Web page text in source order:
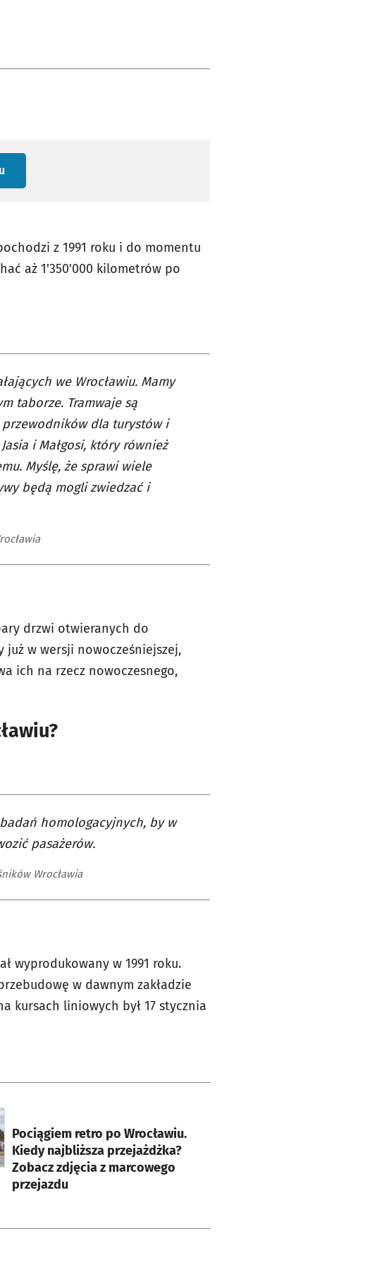
z 1991 roku i do momentu
aż 1'350'000 kilometrów po
we Wrocławiu. Mamy
taborze. Tramwaje są
przewodników dla turystów i
i Małgosi, który również
Myślę, że sprawi wiele
będą mogli zwiedzać i
drzwi otwieranych do
już w wersji nowocześniejszej,
ich na rzecz nowoczesnego,
homologacyjnych, by w
pasażerów.
Wrocławia
wyprodukowany w 1991 roku.
w dawnym zakładzie
kursach liniowych był 17 stycznia
Pociągiem retro po Wrocławiu.
Kiedy najbliższa przejażdżka?
Zobacz zdjęcia z marcowego
przejazdu
karcie